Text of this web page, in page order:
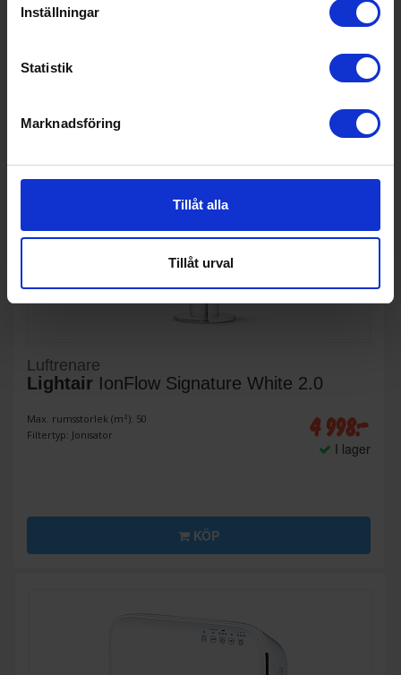
Inställningar
Statistik
Marknadsföring
Tillåt alla
Tillåt urval
Luftrenare
Lightair IonFlow Signature White 2.0
Max. rumsstorlek (m²): 50
Filtertyp: Jonisator
4 998:-
I lager
KÖP